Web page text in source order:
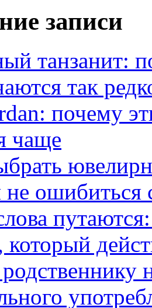
записи
танзанит:
так
почему
чаще
ошибиться
который